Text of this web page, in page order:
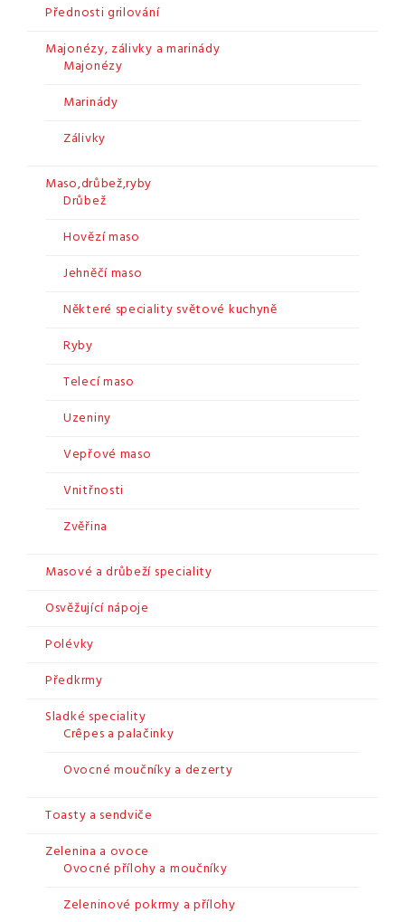
Přednosti grilování
Majonézy, zálivky a marinády
Majonézy
Marinády
Zálivky
Maso,drůbež,ryby
Drůbež
Hovězí maso
Jehněčí maso
Některé speciality světové kuchyně
Ryby
Telecí maso
Uzeniny
Vepřové maso
Vnitřnosti
Zvěřina
Masové a drůbeží speciality
Osvěžující nápoje
Polévky
Předkrmy
Sladké speciality
Crêpes a palačinky
Ovocné moučníky a dezerty
Toasty a sendviče
Zelenina a ovoce
Ovocné přílohy a moučníky
Zeleninové pokrmy a přílohy